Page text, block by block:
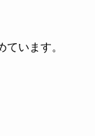
います。